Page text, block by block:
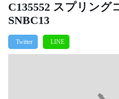
C135552 スプリン
SNBC13